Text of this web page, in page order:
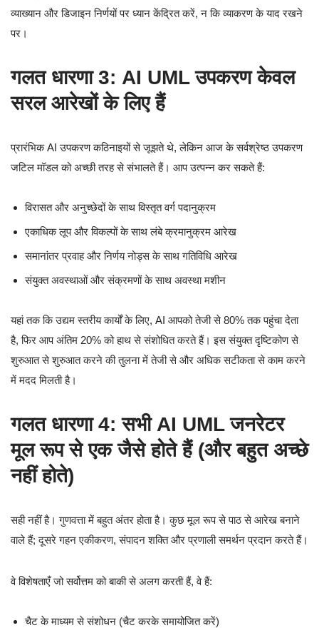
व्याख्यान और डिजाइन निर्णयों पर ध्यान केंद्रित करें, न कि व्याकरण के याद रखने
पर।
गलत धारणा 3: AI UML उपकरण केवल
सरल आरेखों के लिए हैं
प्रारंभिक AI उपकरण कठिनाइयों से जूझते थे, लेकिन आज के सर्वश्रेष्ठ उपकरण
जटिल मॉडल को अच्छी तरह से संभालते हैं। आप उत्पन्न कर सकते हैं:
विरासत और अनुच्छेदों के साथ विस्तृत वर्ग पदानुक्रम
एकाधिक लूप और विकल्पों के साथ लंबे क्रमानुक्रम आरेख
समानांतर प्रवाह और निर्णय नोड्स के साथ गतिविधि आरेख
संयुक्त अवस्थाओं और संक्रमणों के साथ अवस्था मशीन
यहां तक कि उद्यम स्तरीय कार्यों के लिए, AI आपको तेजी से 80% तक पहुंचा देता
है, फिर आप अंतिम 20% को हाथ से संशोधित करते हैं। इस संयुक्त दृष्टिकोण से
शुरुआत से शुरुआत करने की तुलना में तेजी से और अधिक सटीकता से काम करने
में मदद मिलती है।
गलत धारणा 4: सभी AI UML जनरेटर
मूल रूप से एक जैसे होते हैं (और बहुत अच्छे
नहीं होते)
सही नहीं है। गुणवत्ता में बहुत अंतर होता है। कुछ मूल रूप से पाठ से आरेख बनाने
वाले हैं; दूसरे गहन एकीकरण, संपादन शक्ति और प्रणाली समर्थन प्रदान करते हैं।
वे विशेषताएँ जो सर्वोत्तम को बाकी से अलग करती हैं, वे हैं:
चैट के माध्यम से संशोधन (चैट करके समायोजित करें)